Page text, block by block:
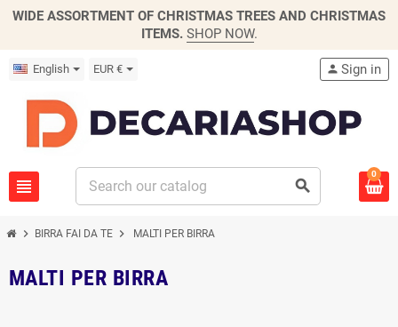
WIDE ASSORTMENT OF CHRISTMAS TREES AND CHRISTMAS
ITEMS. SHOP NOW.
English EUR €
view_headline search
person Sign in
0
chevron_right BIRRA FAI DA TE chevron_right MALTI PER BIRRA
MALTI PER BIRRA